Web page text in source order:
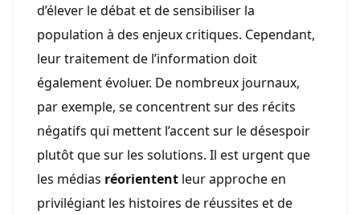
d’élever le débat et de sensibiliser la
population à des enjeux critiques. Cependant,
leur traitement de l’information doit
également évoluer. De nombreux journaux,
par exemple, se concentrent sur des récits
négatifs qui mettent l’accent sur le désespoir
plutôt que sur les solutions. Il est urgent que
les médias réorientent leur approche en
privilégiant les histoires de réussites et de